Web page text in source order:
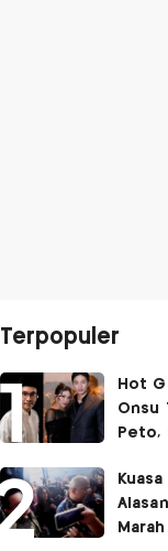
Terpopuler
Hot
Onsu
Peto,